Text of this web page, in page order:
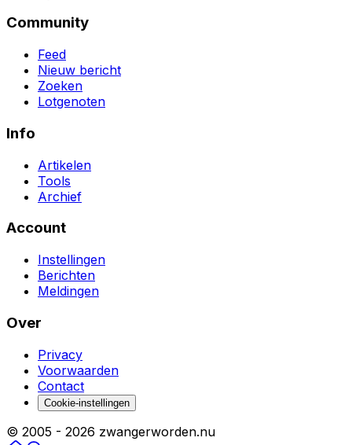
Community
Feed
Nieuw bericht
Zoeken
Lotgenoten
Info
Artikelen
Tools
Archief
Account
Instellingen
Berichten
Meldingen
Over
Privacy
Voorwaarden
Contact
Cookie-instellingen
© 2005 - 2026 zwangerworden.nu